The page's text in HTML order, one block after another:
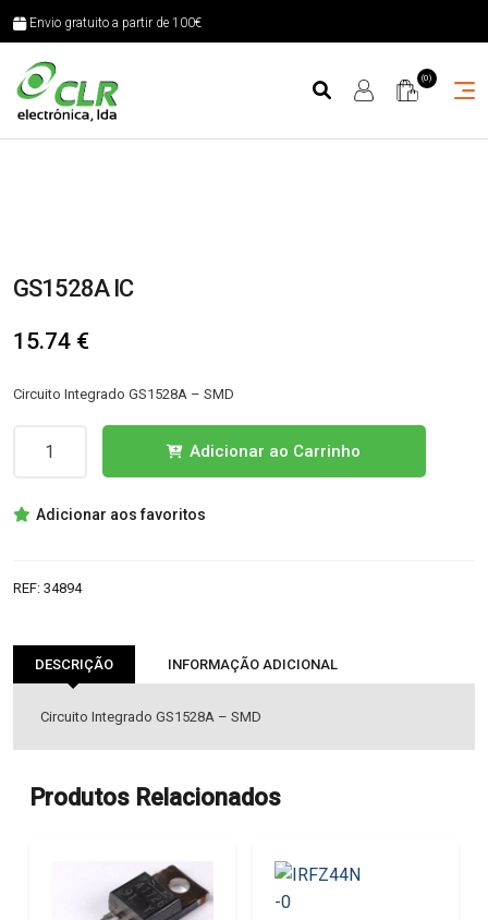
Envio gratuito a partir de 100€
(0)
GS1528A IC
15.74 €
Circuito Integrado GS1528A – SMD
IC
Adicionar ao Carrinho
Adicionar aos favoritos
REF: 34894
DESCRIÇÃO INFORMAÇÃO ADICIONAL
Circuito Integrado GS1528A – SMD
Produtos Relacionados